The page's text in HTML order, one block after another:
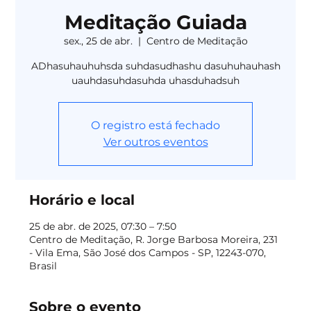
Meditação Guiada
sex., 25 de abr.
  |
Centro de Meditação
ADhasuhauhuhsda suhdasudhashu dasuhuhauhash
uauhdasuhdasuhda uhasduhadsuh
O registro está fechado
Ver outros eventos
Horário e local
25 de abr. de 2025, 07:30 – 7:50
Centro de Meditação, R. Jorge Barbosa Moreira, 231
- Vila Ema, São José dos Campos - SP, 12243-070,
Brasil
Sobre o evento